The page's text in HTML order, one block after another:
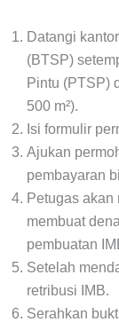
Datangi
(BTSP)
Pintu (PTSP)
500 m²).
Isi formulir
Ajukan
pembayaran
Petugas
membuat
pembuatan
Setelah
retribusi IMB.
Serahkan